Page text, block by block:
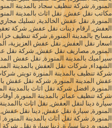
المنورة, شركة تنظيف سجاد بالمدينة
مكاتب نقل عفش, نقل اثاث بالمدينة
المنورة, نقل عفش الخالدية, تسليك
العفش, ارقام دينات نقل عفش, شركة
مسابح بالمدينة المنورة, شركة تنظيف
اسعار نقل العفش, نقل عفش العزيزية،
المنوره, مصاريف نقل عفش, شركة نقل
سيراميك بالمدينة المنورة, نقل عفش
الشهداء, شركات نقل العفش بالمدينة
شركة تنظيف بالمدينة المنورة تويتر,
عفش المدينة المنورة, شركه نقل عفش
المنورة, افضل شركة نقل اثاث بالمدينة
شركة تنظيف عمائر بالمدينة المنورة,
سيارة دينا لنقل العفش, نقل اثاث
المنورة, سيارة نقل عفش, دينا نقل
المنورة, شركة نقل أثاث بالمدينة
المنوره, دينا سيارة, دينا سيارة نقل,